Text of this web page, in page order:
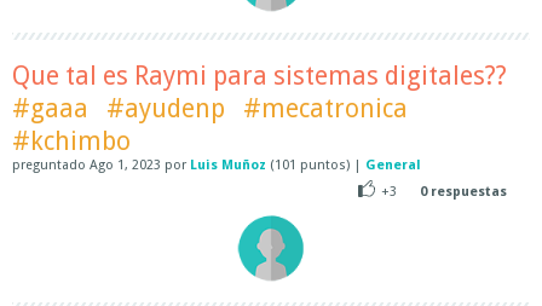
Que tal es Raymi para sistemas digitales??
#gaaa
#ayudenp
#mecatronica
#kchimbo
preguntado Ago 1, 2023 por Luis Muñoz (101 puntos) | General
+3
0respuestas